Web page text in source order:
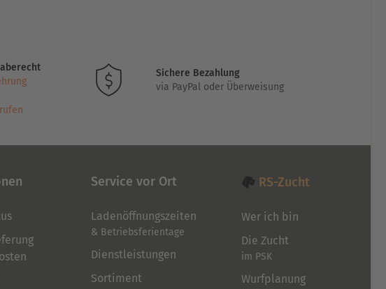
gewählt
werden
Sichere Bezahlung
via PayPal oder Überweisung
Service vor Ort
Ladenöffnungszeiten
& Betriebsferientage
Dienstleistungen
Sortiment
RS-Zucht
Wer ich bin
Die Zucht
im PSK
Wurfplanung